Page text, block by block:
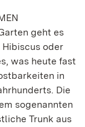
geht es
Hibiscus oder
was heute fast
in
Die
sogenannten
Trunk aus